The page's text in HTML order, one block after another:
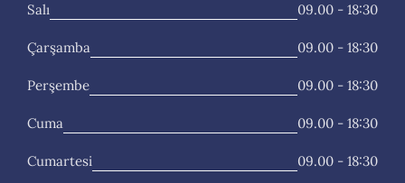
Salı 09.00 - 18:30
Çarşamba 09.00 - 18:30
Perşembe 09.00 - 18:30
Cuma 09.00 - 18:30
Cumartesi 09.00 - 18:30